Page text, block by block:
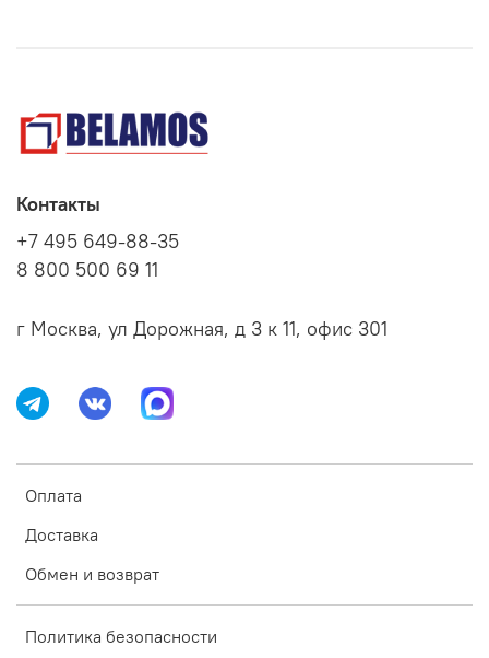
Оплата
Доставка
Обмен и возврат
Политика безопасности
Контакты
+7 495 649-88-35
8 800 500 69 11
г Москва, ул Дорожная, д 3 к 11, офис 301